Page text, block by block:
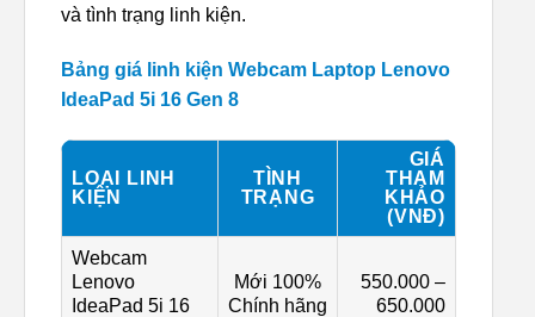
và tình trạng linh kiện.
Bảng giá linh kiện Webcam Laptop Lenovo
IdeaPad 5i 16 Gen 8
LOẠI LINH
KIỆN
TÌNH
TRẠNG
GIÁ
THAM
KHẢO
(VNĐ)
Webcam
Lenovo
IdeaPad 5i 16
Mới 100%
Chính hãng
550.000 –
650.000